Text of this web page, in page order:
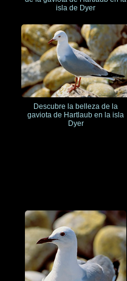
isla de Dyer
Descubre la belleza de la
gaviota de Hartlaub en la isla
Dyer